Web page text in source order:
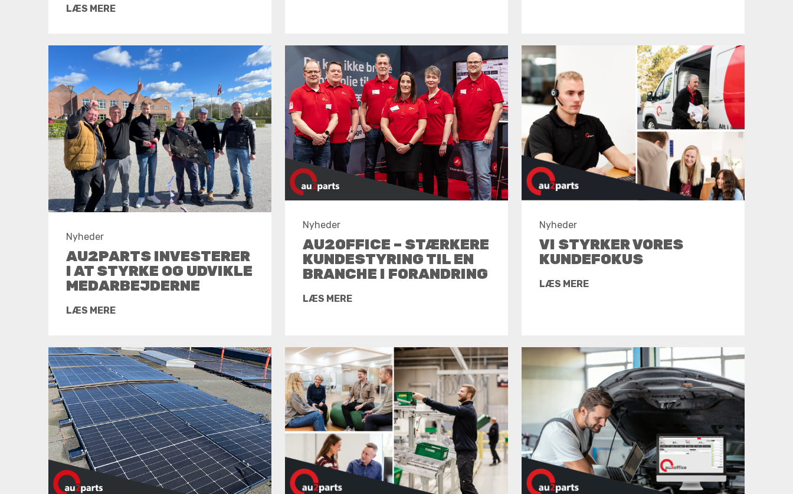
LÆS MERE
Nyheder
AU2PARTS INVESTERER
I AT STYRKE OG UDVIKLE
MEDARBEJDERNE
LÆS MERE
Nyheder
AU2OFFICE – STÆRKERE
KUNDESTYRING TIL EN
BRANCHE I FORANDRING
LÆS MERE
Nyheder
VI STYRKER VORES
KUNDEFOKUS
LÆS MERE